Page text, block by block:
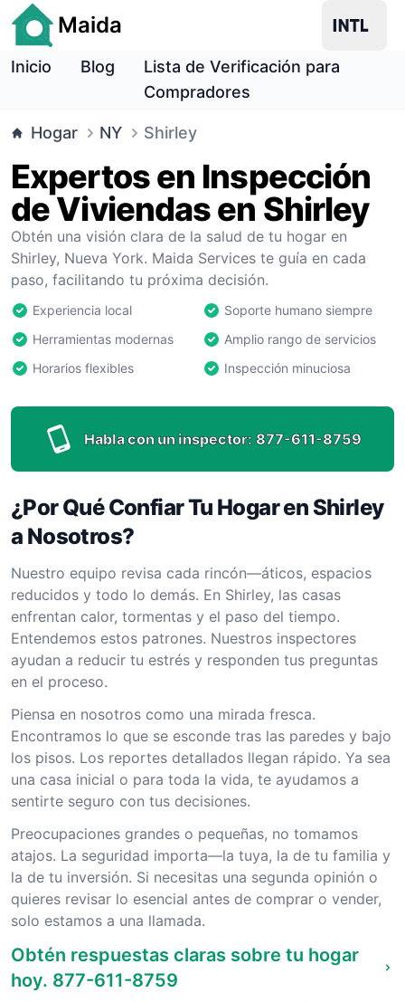
Maida
Inicio Blog
Lista de Verificación para
Compradores
Hogar NY Shirley
Expertos en Inspección
de Viviendas en Shirley
Obtén una visión clara de la salud de tu hogar en
Shirley, Nueva York. Maida Services te guía en cada
paso, facilitando tu próxima decisión.
Experiencia local
Soporte humano siempre
Herramientas modernas
Amplio rango de servicios
Horarios flexibles
Inspección minuciosa
Habla con un inspector: 877-611-8759
¿Por Qué Confiar Tu Hogar en Shirley
a Nosotros?
Nuestro equipo revisa cada rincón—áticos, espacios
reducidos y todo lo demás. En Shirley, las casas
enfrentan calor, tormentas y el paso del tiempo.
Entendemos estos patrones. Nuestros inspectores
ayudan a reducir tu estrés y responden tus preguntas
en el proceso.
Piensa en nosotros como una mirada fresca.
Encontramos lo que se esconde tras las paredes y bajo
los pisos. Los reportes detallados llegan rápido. Ya sea
una casa inicial o para toda la vida, te ayudamos a
sentirte seguro con tus decisiones.
Preocupaciones grandes o pequeñas, no tomamos
atajos. La seguridad importa—la tuya, la de tu familia y
la de tu inversión. Si necesitas una segunda opinión o
quieres revisar lo esencial antes de comprar o vender,
solo estamos a una llamada.
Obtén respuestas claras sobre tu hogar
hoy. 877-611-8759